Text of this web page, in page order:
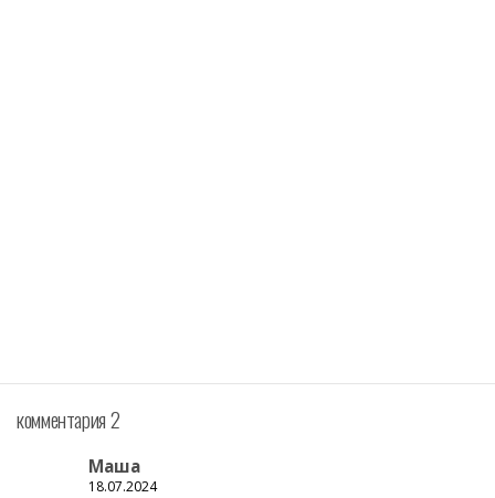
комментария 2
Маша
18.07.2024